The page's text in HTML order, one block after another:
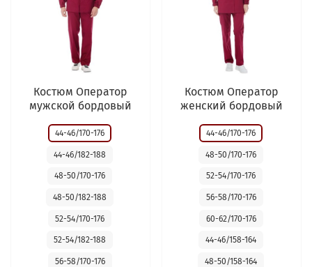
Костюм Оператор
мужской бордовый
44-46/170-176
44-46/182-188
48-50/170-176
48-50/182-188
52-54/170-176
52-54/182-188
56-58/170-176
Костюм Оператор
женский бордовый
44-46/170-176
48-50/170-176
52-54/170-176
56-58/170-176
60-62/170-176
44-46/158-164
48-50/158-164